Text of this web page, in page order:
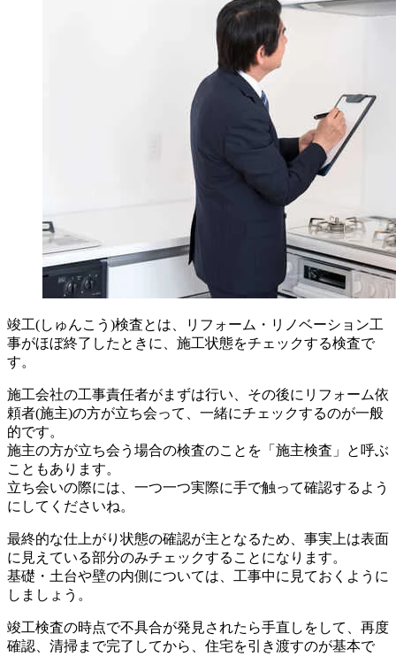
竣工(しゅんこう)検査とは、リフォーム・リノベーション工
事がほぼ終了したときに、施工状態をチェックする検査で
す。
施工会社の工事責任者がまずは行い、その後にリフォーム依
頼者(施主)の方が立ち会って、一緒にチェックするのが一般
的です。
施主の方が立ち会う場合の検査のことを「施主検査」と呼ぶ
こともあります。
立ち会いの際には、一つ一つ実際に手で触って確認するよう
にしてくださいね。
最終的な仕上がり状態の確認が主となるため、事実上は表面
に見えている部分のみチェックすることになります。
基礎・土台や壁の内側については、工事中に見ておくように
しましょう。
竣工検査の時点で不具合が発見されたら手直しをして、再度
確認、清掃まで完了してから、住宅を引き渡すのが基本で